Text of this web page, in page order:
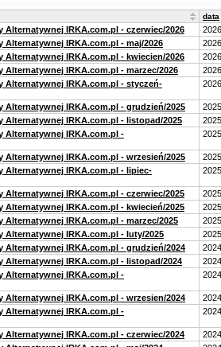
data
IRKA.com.pl - czerwiec/2026
IRKA.com.pl - maj/2026
IRKA.com.pl - kwiecien/2026
IRKA.com.pl - marzec/2026
IRKA.com.pl - styczeń-
IRKA.com.pl - grudzień/2025
IRKA.com.pl - listopad/2025
Alternatywnej IRKA.com.pl -
IRKA.com.pl - wrzesień/2025
IRKA.com.pl - lipiec-
IRKA.com.pl - czerwiec/2025
IRKA.com.pl - kwiecień/2025
IRKA.com.pl - marzec/2025
IRKA.com.pl - luty/2025
IRKA.com.pl - grudzień/2024
IRKA.com.pl - listopad/2024
Alternatywnej IRKA.com.pl -
IRKA.com.pl - wrzesien/2024
Alternatywnej IRKA.com.pl -
IRKA.com.pl - czerwiec/2024